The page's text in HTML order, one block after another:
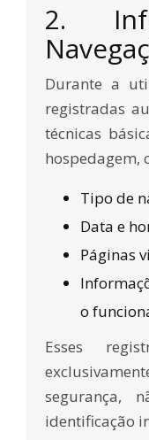
2.
Durante a
registradas
técnicas
hospedagem,
Tipo de
Data e
Páginas
o
Esses
segurança,
identificação